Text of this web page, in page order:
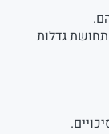
תחושת גדלות